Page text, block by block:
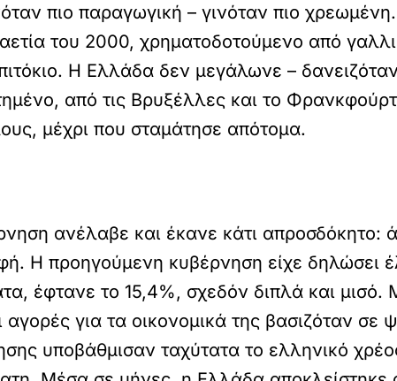
πιο παραγωγική – γινόταν πιο
του 2000, χρηματοδοτούμενο από
Η Ελλάδα δεν μεγάλωνε –
από τις Βρυξέλλες και το
μέχρι που σταμάτησε απότομα.
ανέλαβε και έκανε κάτι απροσδόκητο:
Η προηγούμενη κυβέρνηση είχε δηλώσει
έφτανε το 15,4%, σχεδόν διπλά και
για τα οικονομικά της βασιζόταν σε
υποβάθμισαν ταχύτατα το ελληνικό